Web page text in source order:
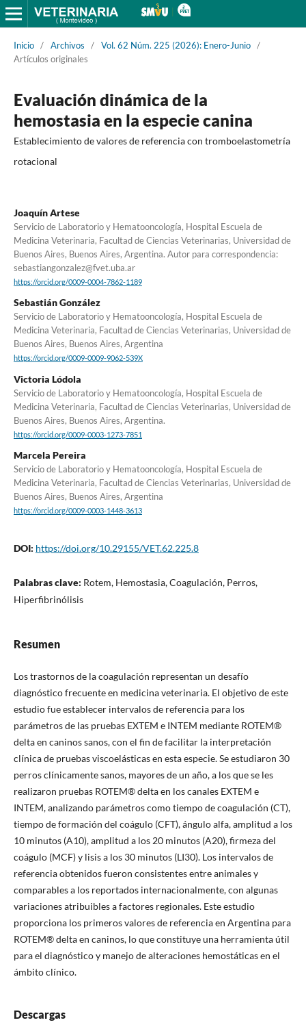
Inicio / Archivos / Vol. 62 Núm. 225 (2026): Enero-Junio /
Artículos originales
Evaluación dinámica de la
hemostasia en la especie canina
Establecimiento de valores de referencia con tromboelastometría
rotacional
Joaquín Artese
Servicio de Laboratorio y Hematooncología, Hospital Escuela de
Medicina Veterinaria, Facultad de Ciencias Veterinarias, Universidad de
Buenos Aires, Buenos Aires, Argentina. Autor para correspondencia:
sebastiangonzalez@fvet.uba.ar
https://orcid.org/0009-0004-7862-1189
Sebastián González
Servicio de Laboratorio y Hematooncología, Hospital Escuela de
Medicina Veterinaria, Facultad de Ciencias Veterinarias, Universidad de
Buenos Aires, Buenos Aires, Argentina
https://orcid.org/0009-0009-9062-539X
Victoria Lódola
Servicio de Laboratorio y Hematooncología, Hospital Escuela de
Medicina Veterinaria, Facultad de Ciencias Veterinarias, Universidad de
Buenos Aires, Buenos Aires, Argentina.
https://orcid.org/0009-0003-1273-7851
Marcela Pereira
Servicio de Laboratorio y Hematooncología, Hospital Escuela de
Medicina Veterinaria, Facultad de Ciencias Veterinarias, Universidad de
Buenos Aires, Buenos Aires, Argentina
https://orcid.org/0009-0003-1448-3613
DOI: https://doi.org/10.29155/VET.62.225.8
Palabras clave: Rotem, Hemostasia, Coagulación, Perros,
Hiperfibrinólisis
Resumen
Los trastornos de la coagulación representan un desafío
diagnóstico frecuente en medicina veterinaria. El objetivo de este
estudio fue establecer intervalos de referencia para los
parámetros de las pruebas EXTEM e INTEM mediante ROTEM®
delta en caninos sanos, con el fin de facilitar la interpretación
clínica de pruebas viscoelásticas en esta especie. Se estudiaron 30
perros clínicamente sanos, mayores de un año, a los que se les
realizaron pruebas ROTEM® delta en los canales EXTEM e
INTEM, analizando parámetros como tiempo de coagulación (CT),
tiempo de formación del coágulo (CFT), ángulo alfa, amplitud a los
10 minutos (A10), amplitud a los 20 minutos (A20), firmeza del
coágulo (MCF) y lisis a los 30 minutos (LI30). Los intervalos de
referencia obtenidos fueron consistentes entre animales y
comparables a los reportados internacionalmente, con algunas
variaciones atribuibles a factores regionales. Este estudio
proporciona los primeros valores de referencia en Argentina para
ROTEM® delta en caninos, lo que constituye una herramienta útil
para el diagnóstico y manejo de alteraciones hemostáticas en el
ámbito clínico.
Descargas